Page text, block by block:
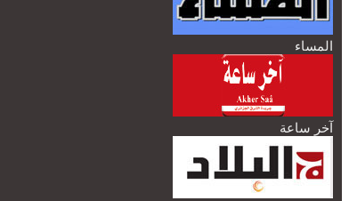
المساء
آخر ساعة